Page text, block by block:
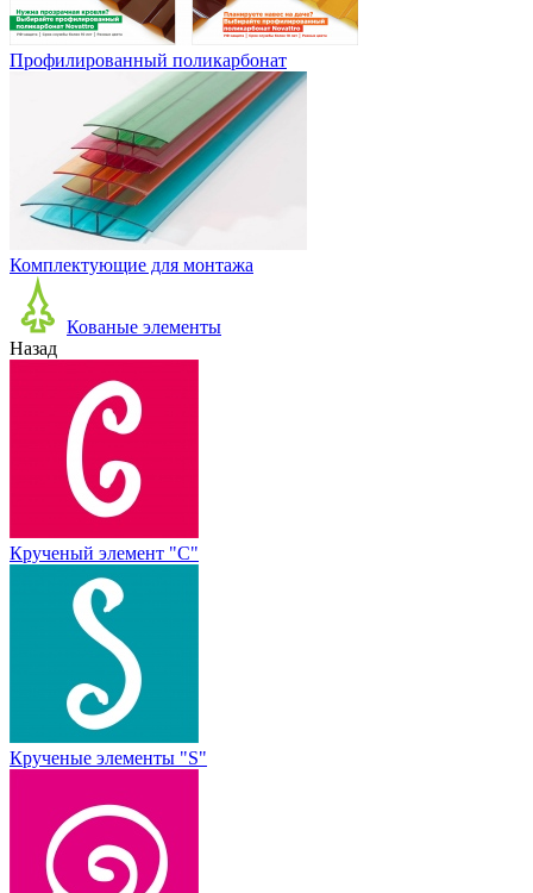
Профилированный поликарбонат
Комплектующие для монтажа
Кованые элементы
Назад
Крученый элемент "С"
Крученые элементы "S"